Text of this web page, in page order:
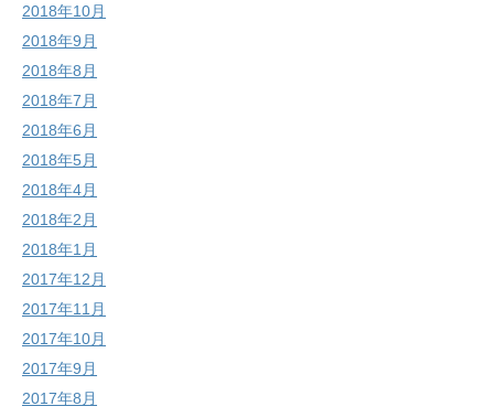
2018年10月
2018年9月
2018年8月
2018年7月
2018年6月
2018年5月
2018年4月
2018年2月
2018年1月
2017年12月
2017年11月
2017年10月
2017年9月
2017年8月